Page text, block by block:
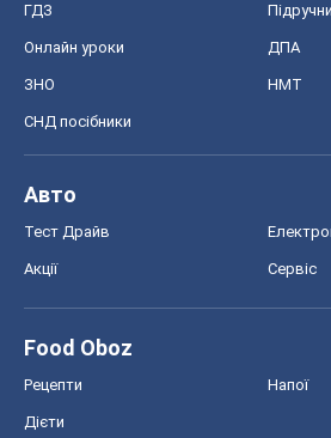
ГДЗ
Онлайн уроки ДПА
ЗНО НМТ
СНД посібники
Авто
Тест Драйв
Акції Сервіс
Food Oboz
Рецепти Напої
Дієти